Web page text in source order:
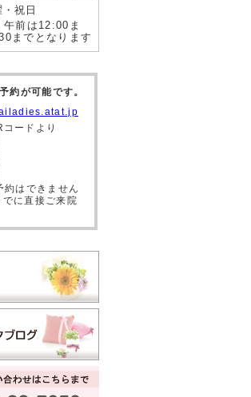
祝日
前は12:00ま
までとなります
約が可能です。
ードより
はできません
に直接ご来院